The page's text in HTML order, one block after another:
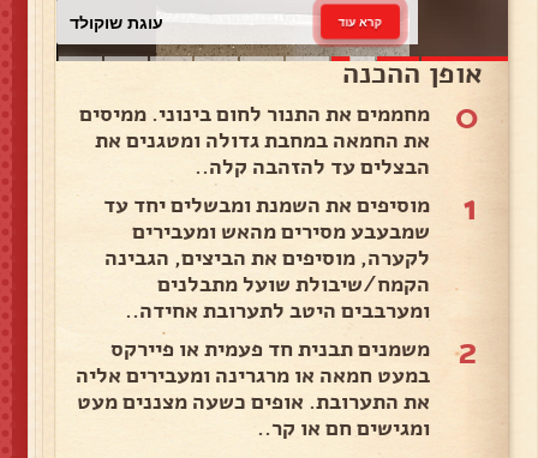
עוגת שוקולד קרא עוד
אופן ההכנה
0
מחממים את התנור לחום בינוני. ממיסים
את החמאה במחבת גדולה ומטגנים את
הבצלים עד להזהבה קלה..
1
מוסיפים את השמנת ומבשלים יחד עד
שמבעבע מסירים מהאש ומעבירים
לקערה, מוסיפים את הביצים, הגבינה
הקמח/שיבולת שועל מתבלנים
ומערבבים היטב לתערובת אחידה..
2
משמנים תבנית חד פעמית או פיירקס
במעט חמאה או מרגרינה ומעבירים אליה
את התערובת. אופים כשעה מצננים מעט
ומגישים חם או קר..